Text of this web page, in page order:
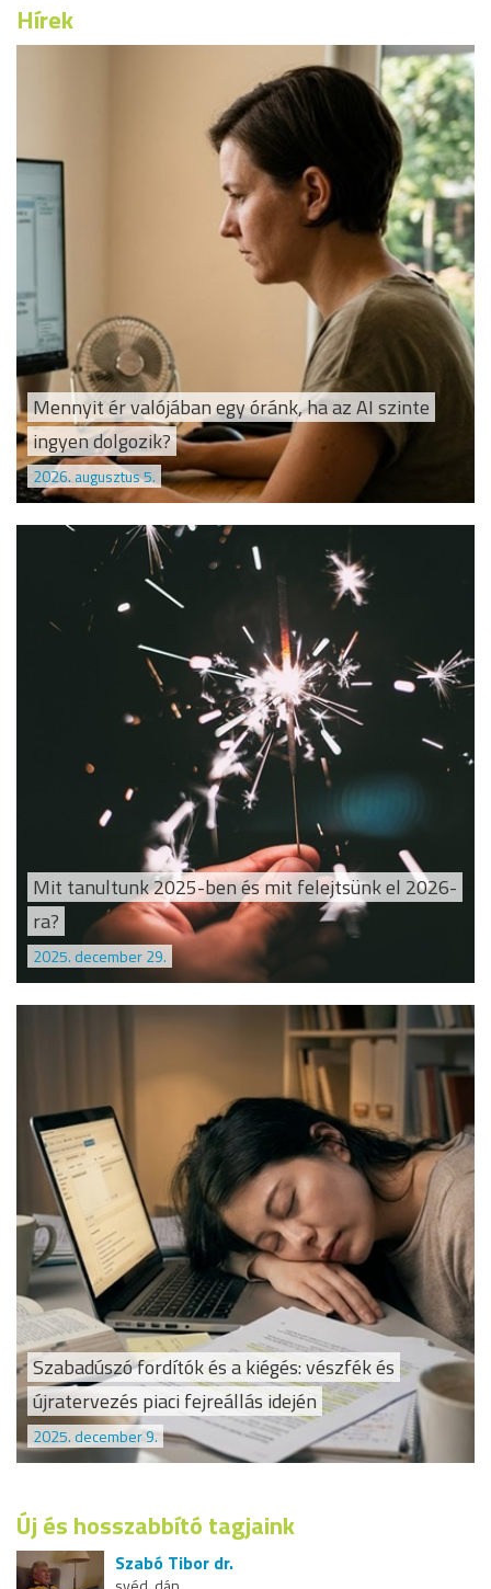
Hírek
Mennyit ér valójában egy óránk, ha az AI szinte
ingyen dolgozik?
2026. augusztus 5.
Mit tanultunk 2025-ben és mit felejtsünk el 2026-
ra?
2025. december 29.
Szabadúszó fordítók és a kiégés: vészfék és
újratervezés piaci fejreállás idején
2025. december 9.
Új és hosszabbító tagjaink
Szabó Tibor dr.